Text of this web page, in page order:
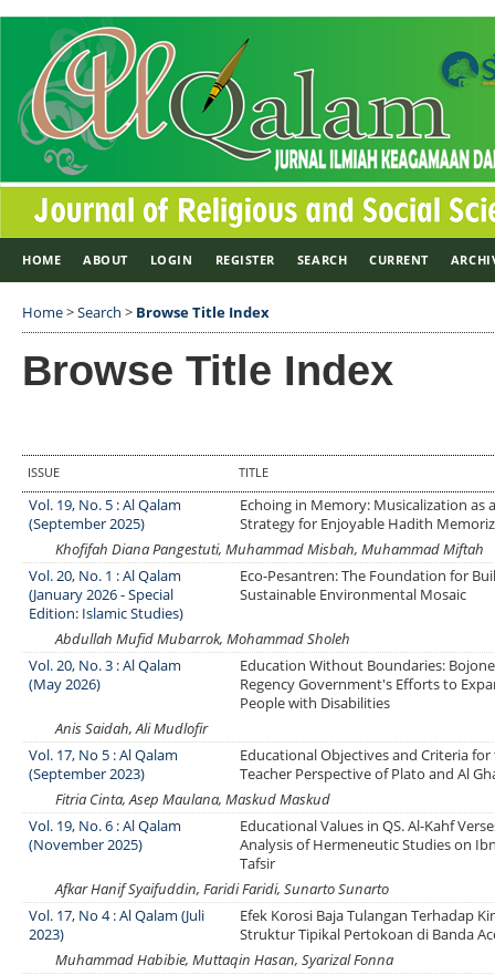
HOME ABOUT LOGIN REGISTER SEARCH CURRENT
Home>Search > Browse Title Index
Browse Title Index
ISSUE TITLE
Vol. 19, No. 5 : Al Qalam
(September 2025)
Echoing in Memory: Musicalization as
Strategy for Enjoyable Hadith
Khofifah Diana Pangestuti, Muhammad Misbah, Muhammad Miftah
Vol. 20, No. 1 : Al Qalam
(January 2026 - Special
Edition: Islamic Studies)
Eco-Pesantren: The Foundation for
Sustainable Environmental Mosaic
Abdullah Mufid Mubarrok, Mohammad Sholeh
Vol. 20, No. 3 : Al Qalam
(May 2026)
Education Without Boundaries:
Regency Government's Efforts to
People with Disabilities
Anis Saidah, Ali Mudlofir
Vol. 17, No 5 : Al Qalam
(September 2023)
Educational Objectives and Criteria
Teacher Perspective of Plato and Al
Fitria Cinta, Asep Maulana, Maskud Maskud
Vol. 19, No. 6 : Al Qalam
(November 2025)
Educational Values in QS. Al-Kahf
Analysis of Hermeneutic Studies on
Tafsir
Afkar Hanif Syaifuddin, Faridi Faridi, Sunarto Sunarto
Vol. 17, No 4 : Al Qalam (Juli
2023)
Efek Korosi Baja Tulangan Terhadap
Struktur Tipikal Pertokoan di Banda
Muhammad Habibie, Muttaqin Hasan, Syarizal Fonna